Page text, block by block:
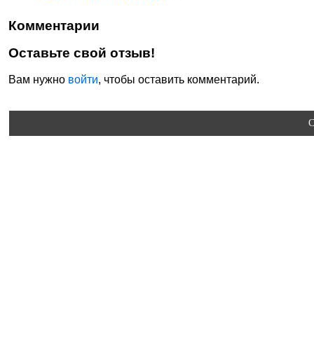
Комментарии
Оставьте свой отзыв!
Вам нужно войти, чтобы оставить комментарий.